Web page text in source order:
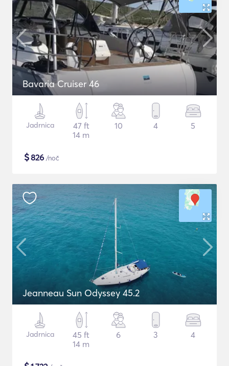
Bavaria Cruiser 46
Jadrnica
47 ft
14 m
10 4 5
$826 /noč
Jeanneau Sun Odyssey 45.2
Jadrnica
45 ft
14 m
6 3 4